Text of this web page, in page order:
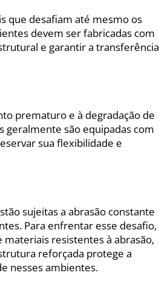
que desafiam até mesmo os
devem ser fabricadas com
e garantir a transferência
prematuro e à degradação de
geralmente são equipadas com
sua flexibilidade e
sujeitas a abrasão constante
Para enfrentar esse desafio,
materiais resistentes à abrasão,
reforçada protege a
nesses ambientes.